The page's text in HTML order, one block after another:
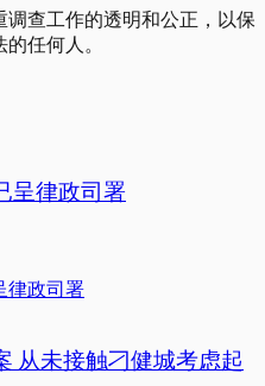
查工作的透明和公正，以保
任何人。
呈律政司署
从未接触刁健城考虑起